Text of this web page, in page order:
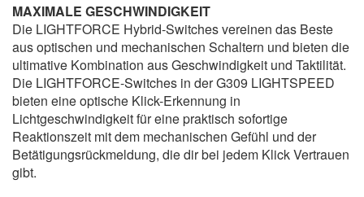
MAXIMALE GESCHWINDIGKEIT
Die LIGHTFORCE Hybrid-Switches vereinen das Beste
aus optischen und mechanischen Schaltern und bieten die
ultimative Kombination aus Geschwindigkeit und Taktilität.
Die LIGHTFORCE-Switches in der G309 LIGHTSPEED
bieten eine optische Klick-Erkennung in
Lichtgeschwindigkeit für eine praktisch sofortige
Reaktionszeit mit dem mechanischen Gefühl und der
Betätigungsrückmeldung, die dir bei jedem Klick Vertrauen
gibt.